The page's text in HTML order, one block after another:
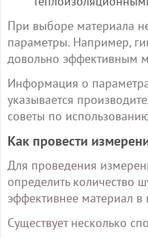
При выборе материала
параметры. Например,
довольно эффективным
Информация о
указывается
советы по
Как провести
Для проведения
определить количество
эффективнее материал
Существует несколько